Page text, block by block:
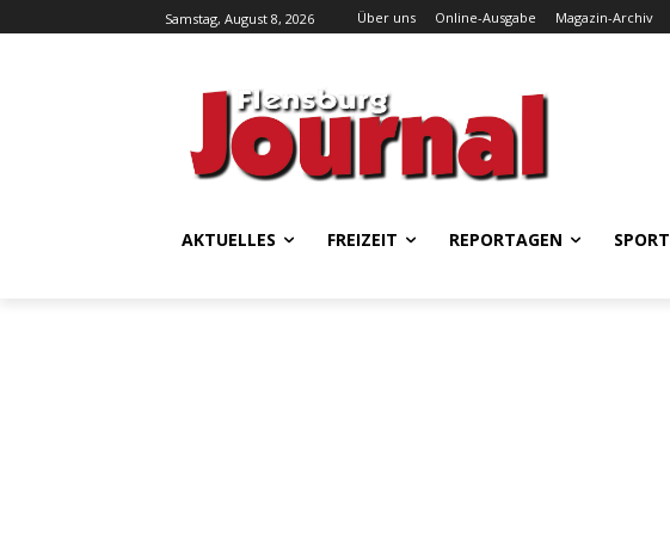
Samstag, August 8, 2026 Über uns Online-Ausgabe Magazin-Archiv
AKTUELLES FREIZEIT REPORTAGEN SPORT